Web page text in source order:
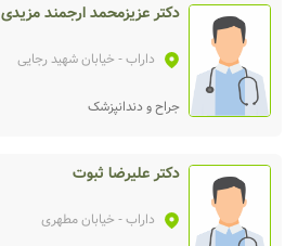
دکتر عزیزمحمد ارجمند مزیدی
داراب- خیابان شهید رجایی
جراح و دندانپزشک
دکتر علیرضا ثبوت
داراب- خیابان مطهری